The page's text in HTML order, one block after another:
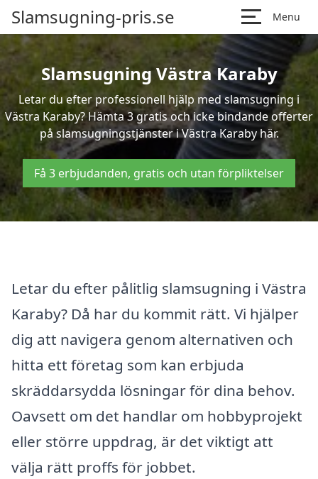
Slamsugning-pris.se Menu
Slamsugning Västra Karaby
Letar du efter professionell hjälp med slamsugning i
Västra Karaby? Hämta 3 gratis och icke bindande offerter
på slamsugningstjänster i Västra Karaby här.
Få 3 erbjudanden, gratis och utan förpliktelser
Letar du efter pålitlig slamsugning i Västra
Karaby? Då har du kommit rätt. Vi hjälper
dig att navigera genom alternativen och
hitta ett företag som kan erbjuda
skräddarsydda lösningar för dina behov.
Oavsett om det handlar om hobbyprojekt
eller större uppdrag, är det viktigt att
välja rätt proffs för jobbet.